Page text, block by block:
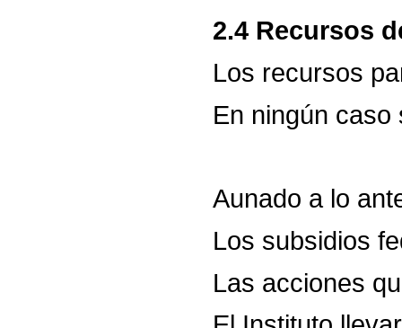
2.4 Recursos
Los recursos
En ningún caso
Aunado a lo
Los subsidios
Las acciones